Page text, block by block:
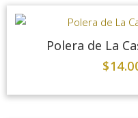
Polera de La
$